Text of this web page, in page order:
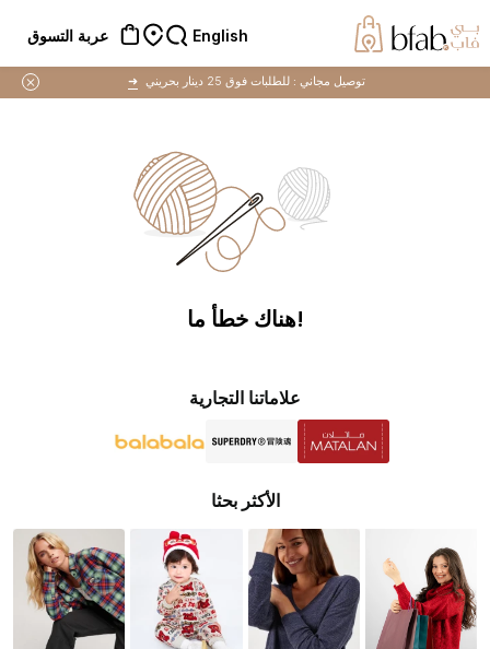
English عربة التسوق
توصيل مجاني :للطلبات فوق 25 دينار بحريني ➜
!هناك خطأ ما
علاماتنا التجارية
الأكثر بحثا